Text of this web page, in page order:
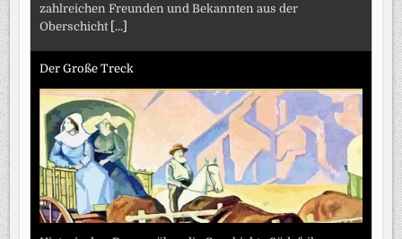
zahlreichen Freunden und Bekannten aus der
Oberschicht [...]
Der Große Treck